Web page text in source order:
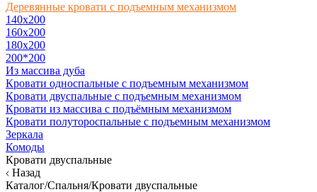
Деревянные кровати с подъемным механизмом
140x200
160х200
180х200
200*200
Из массива дуба
Кровати односпальные с подъемным механизмом
Кровати двуспальные с подъемным механизмом
Кровати из массива с подъёмным механизмом
Кровати полутороспальные с подъемным механизмом
Зеркала
Комоды
Кровати двуспальные
Назад
Каталог/Спальня/Кровати двуспальные